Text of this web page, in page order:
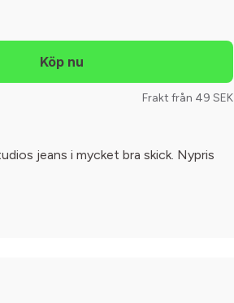
Frakt från 49 SEK
jeans i mycket bra skick. Nypris